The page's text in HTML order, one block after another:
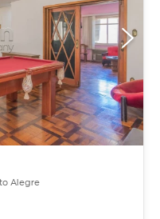
Alegre